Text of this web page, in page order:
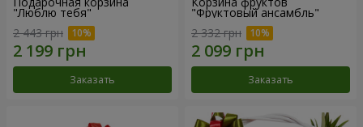
"Люблю тебя"
2 443 грн
Заказать
"Фруктовый ансамбль"
2 332 грн
Заказать